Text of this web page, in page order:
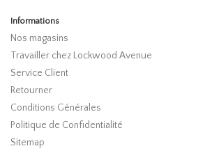
Informations
Nos magasins
Travailler chez Lockwood Avenue
Service Client
Retourner
Conditions Générales
Politique de Confidentialité
Sitemap